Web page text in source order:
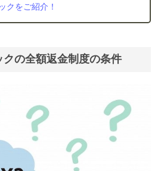
クをご紹介！
の全額返金制度の条件